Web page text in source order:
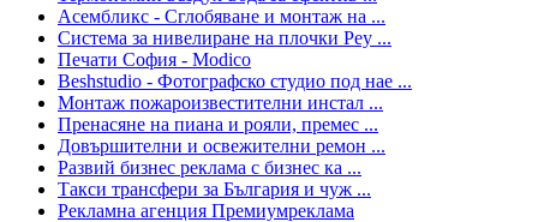
Асембликс - Сглобяване и монтаж на ...
Система за нивелиране на плочки Pey ...
Печати София - Modico
Beshstudio - Фотографско студио под нае ...
Монтаж пожароизвестителни инстал ...
Пренасяне на пиана и рояли, премес ...
Довършителни и освежителни ремон ...
Развий бизнес реклама с бизнес ка ...
Такси трансфери за България и чуж ...
Рекламна агенция Премиумреклама